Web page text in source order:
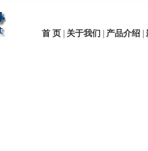
首 页 关于我们 产品介绍